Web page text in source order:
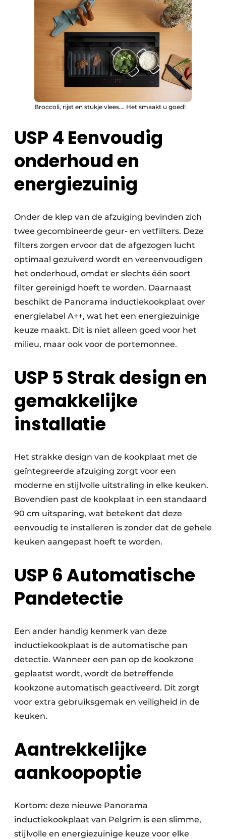
Broccoli, rijst en stukje vlees…. Het smaakt u goed!
USP 4 Eenvoudig
onderhoud en
energiezuinig
Onder de klep van de afzuiging bevinden zich
twee gecombineerde geur- en vetfilters. Deze
filters zorgen ervoor dat de afgezogen lucht
optimaal gezuiverd wordt en vereenvoudigen
het onderhoud, omdat er slechts één soort
filter gereinigd hoeft te worden. Daarnaast
beschikt de Panorama inductiekookplaat over
energielabel A++, wat het een energiezuinige
keuze maakt. Dit is niet alleen goed voor het
milieu, maar ook voor de portemonnee.
USP 5 Strak design en
gemakkelijke
installatie
Het strakke design van de kookplaat met de
geïntegreerde afzuiging zorgt voor een
moderne en stijlvolle uitstraling in elke keuken.
Bovendien past de kookplaat in een standaard
90 cm uitsparing, wat betekent dat deze
eenvoudig te installeren is zonder dat de gehele
keuken aangepast hoeft te worden.
USP 6 Automatische
Pandetectie
Een ander handig kenmerk van deze
inductiekookplaat is de automatische pan
detectie. Wanneer een pan op de kookzone
geplaatst wordt, wordt de betreffende
kookzone automatisch geactiveerd. Dit zorgt
voor extra gebruiksgemak en veiligheid in de
keuken.
Aantrekkelijke
aankoopoptie
Kortom: deze nieuwe Panorama
inductiekookplaat van Pelgrim is een slimme,
stijlvolle en energiezuinige keuze voor elke